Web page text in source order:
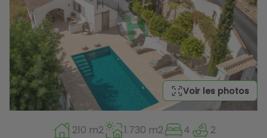
Voir les photos
210 m2 1.730 m2 4 2